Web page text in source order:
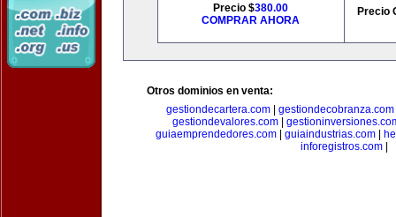
Precio $380.00
COMPRAR AHORA
Precio
Otros dominios en venta:
gestiondecartera.com| gestiondecobranza.com
gestiondevalores.com|
guiaemprendedores.com
guiaindustrias.com
inforegistros.com|